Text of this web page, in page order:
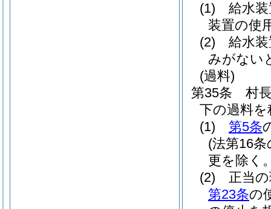
(1)
給水
装置の使
(2)
給水
みがない
(過料)
第35条
村
下の過料
(1)
第5条
(法第16
更を除く
(2)
正当
第23条の